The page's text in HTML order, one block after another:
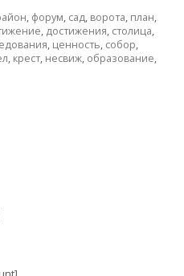
, форум, сад, ворота, план,
, достижения, столица,
, ценность, собор,
, крест, несвиж, образование,